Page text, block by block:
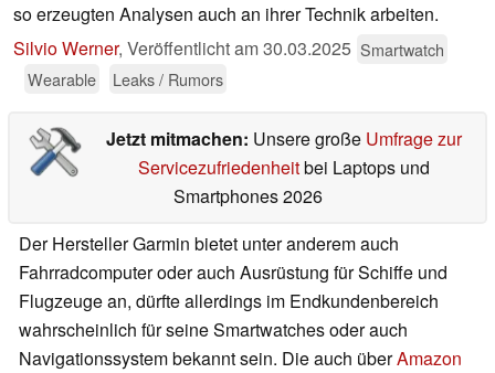
so erzeugten Analysen auch an ihrer Technik arbeiten.
Silvio Werner, Veröffentlicht am30.03.2025 Smartwatch
Wearable
Leaks / Rumors
Jetzt mitmachen: Unsere große Umfrage zur
Servicezufriedenheitbei Laptops und
Smartphones 2026
Der Hersteller Garmin bietet unter anderem auch
Fahrradcomputer oder auch Ausrüstung für Schiffe und
Flugzeuge an, dürfte allerdings im Endkundenbereich
wahrscheinlich für seine Smartwatches oder auch
Navigationssystem bekannt sein. Die auch überAmazon